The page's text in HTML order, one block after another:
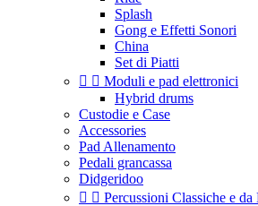
Splash
Gong e Effetti Sonori
China
Set di Piatti
  Moduli e pad elettronici
Hybrid drums
Custodie e Case
Accessories
Pad Allenamento
Pedali grancassa
Didgeridoo
  Percussioni Classiche e da